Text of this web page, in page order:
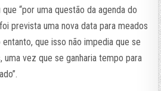
“por uma questão da agenda do
prevista uma nova data para meados
que isso não impedia que se
uma vez que se ganharia tempo para